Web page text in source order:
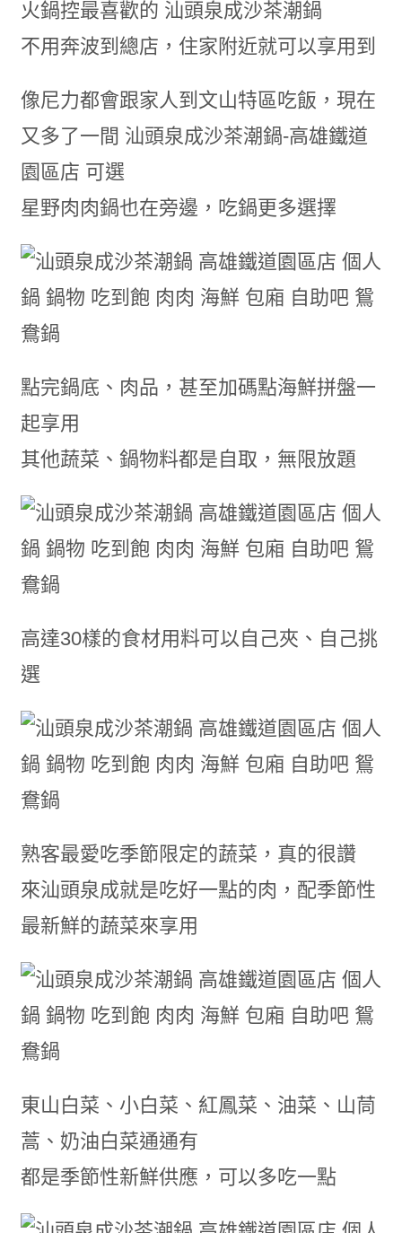
火鍋控最喜歡的 汕頭泉成沙茶潮鍋
不用奔波到總店，住家附近就可以享用到
像尼力都會跟家人到文山特區吃飯，現在
又多了一間 汕頭泉成沙茶潮鍋-高雄鐵道
園區店 可選
星野肉肉鍋也在旁邊，吃鍋更多選擇
點完鍋底、肉品，甚至加碼點海鮮拼盤一
起享用
其他蔬菜、鍋物料都是自取，無限放題
高達30樣的食材用料可以自己夾、自己挑
選
熟客最愛吃季節限定的蔬菜，真的很讚
來汕頭泉成就是吃好一點的肉，配季節性
最新鮮的蔬菜來享用
東山白菜、小白菜、紅鳳菜、油菜、山茼
蒿、奶油白菜通通有
都是季節性新鮮供應，可以多吃一點